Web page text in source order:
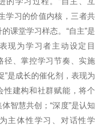
学习的价值内核，三者共
课堂学习样态。“自主”是
现为学习者主动设定目
径、掌控学习节奏、实施
”是成长的催化剂，表现为
性建构和社群赋能，将个
智慧共创；“深度”是认知
主体性学习、对话性学